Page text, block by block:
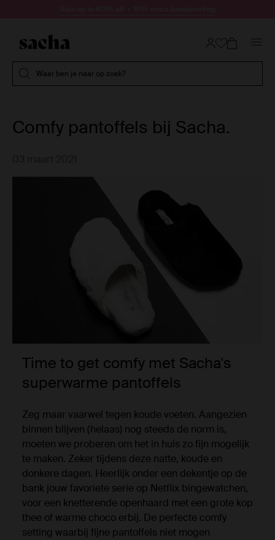
Waar ben je naar op zoek?
Comfy pantoffels bij Sacha.
Time to get comfy met Sacha's
superwarme pantoffels
Zeg maar vaarwel tegen koude voeten. Aangezien
binnen blijven (helaas) nog steeds de norm is,
moeten we proberen om het in huis zo fijn mogelijk
te maken. Zeker tijdens deze natte, koude en
donkere dagen. Heerlijk onder een dekentje op de
bank jouw favoriete serie op Netflix bingewatchen,
voor een knetterende openhaard met een grote kop
thee of warme choco erbij. De perfecte comfy
setting waarbij fijne pantoffels niet mogen